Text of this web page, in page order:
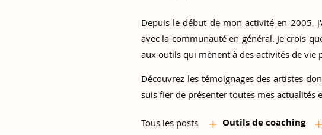
Depuis le début de mon activité en 2005,
avec la communauté en général. Je crois
aux outils qui mènent à des activités de vie
Découvrez les témoignages des artistes
suis fier de présenter toutes mes actualités
Tous les posts + Outils de coaching +